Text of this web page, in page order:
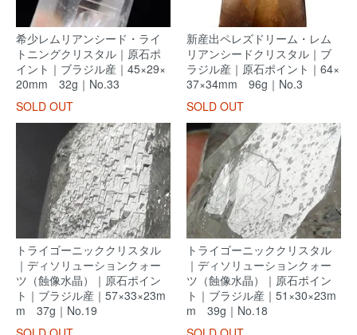
希少レムリアンシード・ライ
トニングクリスタル｜原石ポ
イント｜ブラジル産｜45×29×
20mm 32g｜No.33
SOLD OUT
新産出ペレズドリーム・レム
リアンシードクリスタル｜ブ
ラジル産｜原石ポイント｜64×
37×34mm 96g｜No.3
SOLD OUT
トライゴーニッククリスタル
｜ディソリューションクォー
ツ（蝕像水晶）｜原石ポイン
ト｜ブラジル産｜57×33×23m
m 37g｜No.19
トライゴーニッククリスタル
｜ディソリューションクォー
ツ（蝕像水晶）｜原石ポイン
ト｜ブラジル産｜51×30×23m
m 39g｜No.18